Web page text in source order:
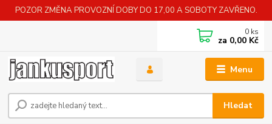
POZOR ZMĚNA PROVOZNÍ DOBY DO 17,00 A SOBOTY ZAVŘENO.
Menu
Hledat
0 ks
za 0,00 Kč